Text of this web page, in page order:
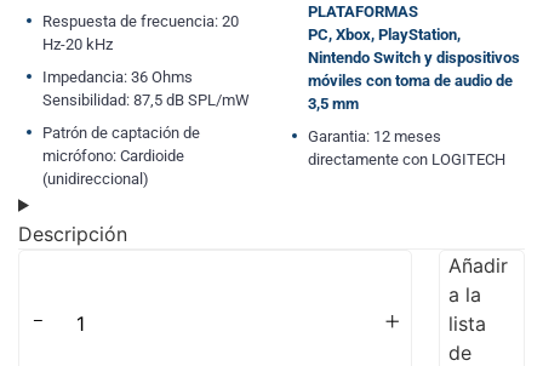
Respuesta de frecuencia: 20
Hz-20 kHz
Impedancia: 36 Ohms
Sensibilidad: 87,5 dB SPL/mW
Patrón de captación de
micrófono: Cardioide
(unidireccional)
PLATAFORMAS
PC, Xbox, PlayStation,
Nintendo Switch y dispositivos
móviles con toma de audio de
3,5 mm
Garantia: 12 meses
directamente con LOGITECH
Descripción
- +
Añadir
a la
lista
de